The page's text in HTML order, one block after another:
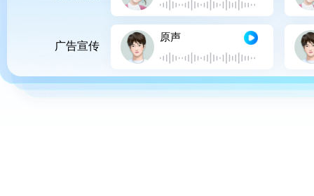
广告宣传
原声